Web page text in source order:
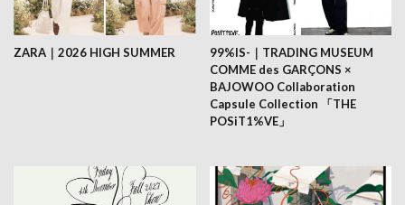
ZARA｜2026 HIGH SUMMER
99%IS-｜TRADING MUSEUM
COMME des GARÇONS ×
BAJOWOO Collaboration
Capsule Collection 「THE
POSiT1%VE」